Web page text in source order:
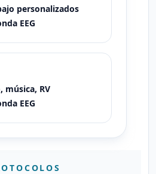
personalizados
música, RV